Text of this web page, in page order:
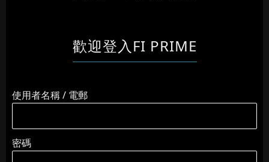
歡迎登入FI PRIME
使用者名稱 / 電郵
密碼